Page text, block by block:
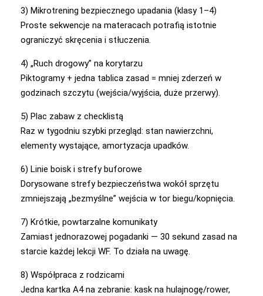
3) Mikrotrening bezpiecznego upadania (klasy 1–4)
Proste sekwencje na materacach potrafią istotnie
ograniczyć skręcenia i stłuczenia.
4) „Ruch drogowy” na korytarzu
Piktogramy + jedna tablica zasad = mniej zderzeń w
godzinach szczytu (wejścia/wyjścia, duże przerwy).
5) Plac zabaw z checklistą
Raz w tygodniu szybki przegląd: stan nawierzchni,
elementy wystające, amortyzacja upadków.
6) Linie boisk i strefy buforowe
Dorysowane strefy bezpieczeństwa wokół sprzętu
zmniejszają „bezmyślne” wejścia w tor biegu/kopnięcia.
7) Krótkie, powtarzalne komunikaty
Zamiast jednorazowej pogadanki — 30 sekund zasad na
starcie każdej lekcji WF. To działa na uwagę.
8) Współpraca z rodzicami
Jedna kartka A4 na zebranie: kask na hulajnogę/rower,